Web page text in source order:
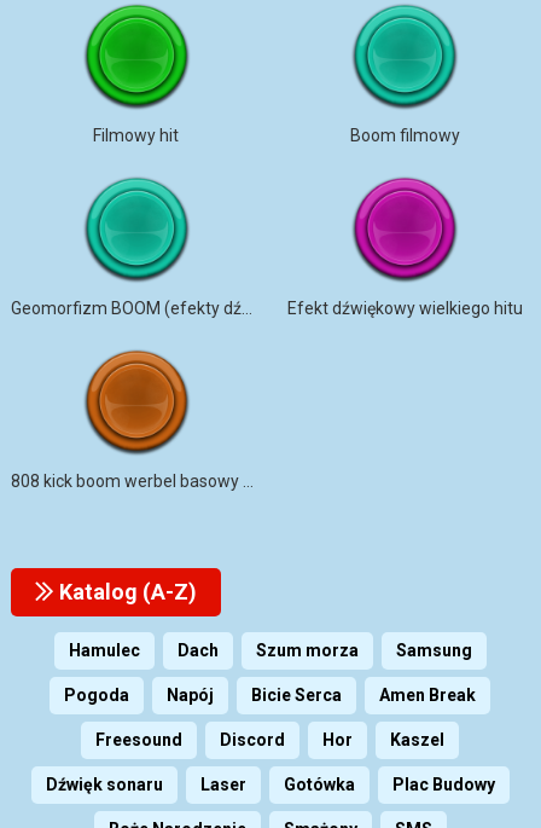
Filmowy hit Boom filmowy
Geomorfizm BOOM (efekty dźwiękowe zwiastuna kinowego) Efekt dźwiękowy wielkiego hitu
Katalog (A-Z)
Hamulec Dach Szum morza Samsung
Pogoda Napój Bicie Serca Amen Break
Freesound Discord Hor Kaszel
Dźwięk sonaru Laser Gotówka Plac Budowy